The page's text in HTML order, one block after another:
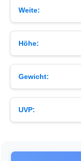
Weite:
Höhe:
Gewicht:
UVP: